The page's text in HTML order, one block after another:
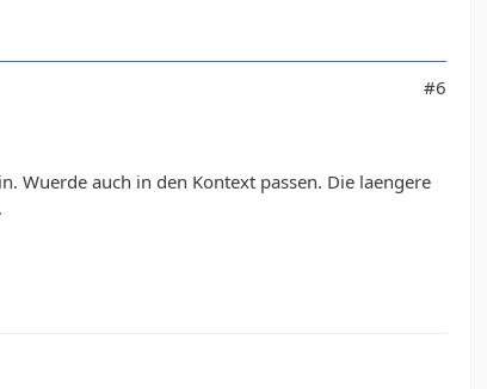
#6
Wuerde auch in den Kontext passen. Die laengere